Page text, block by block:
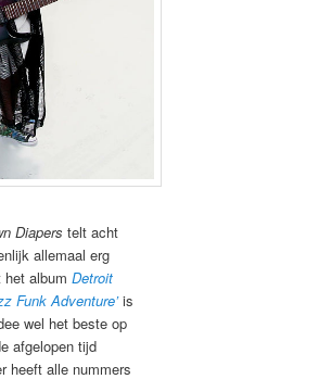
Diapers telt acht
allemaal erg
het albumDetroit
Funk Adventure’is
wel het beste op
afgelopen tijd
heeft alle nummers